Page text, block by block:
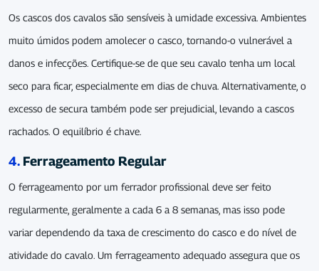
Os cascos dos cavalos são sensíveis à umidade excessiva. Ambientes
muito úmidos podem amolecer o casco, tornando-o vulnerável a
danos e infecções. Certifique-se de que seu cavalo tenha um local
seco para ficar, especialmente em dias de chuva. Alternativamente, o
excesso de secura também pode ser prejudicial, levando a cascos
rachados. O equilíbrio é chave.
4. Ferrageamento Regular
O ferrageamento por um ferrador profissional deve ser feito
regularmente, geralmente a cada 6 a 8 semanas, mas isso pode
variar dependendo da taxa de crescimento do casco e do nível de
atividade do cavalo. Um ferrageamento adequado assegura que os